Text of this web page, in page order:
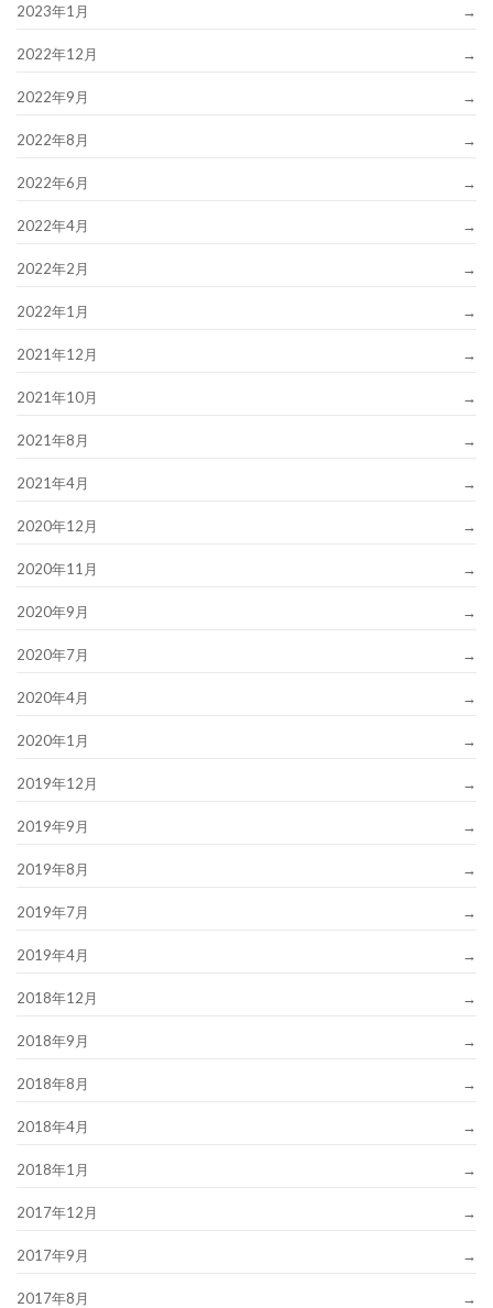
2023年1月
2022年12月
2022年9月
2022年8月
2022年6月
2022年4月
2022年2月
2022年1月
2021年12月
2021年10月
2021年8月
2021年4月
2020年12月
2020年11月
2020年9月
2020年7月
2020年4月
2020年1月
2019年12月
2019年9月
2019年8月
2019年7月
2019年4月
2018年12月
2018年9月
2018年8月
2018年4月
2018年1月
2017年12月
2017年9月
2017年8月